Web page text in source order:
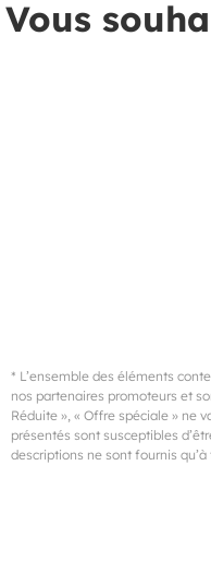
Vous
* L’ensemble des éléments
nos partenaires promoteurs et
Réduite », « Offre spéciale » ne
présentés sont susceptibles
descriptions ne sont fournis